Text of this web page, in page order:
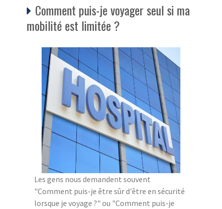
Comment puis-je voyager seul si ma
mobilité est limitée ?
Les gens nous demandent souvent
"Comment puis-je être sûr d'être en sécurité
lorsque je voyage ?" ou "Comment puis-je